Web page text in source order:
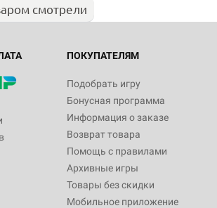
смотрели
ПОКУПАТЕЛЯМ
Подобрать игру
Бонусная программа
Информация о заказе
Возврат товара
Помощь с правилами
Архивные игры
Товары без скидки
Мобильное приложение